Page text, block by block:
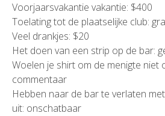
Voorjaarsvakantie vakantie: $400
Toelating tot de plaatselijke club:
Veel drankjes: $20
Het doen van een strip op de bar:
Woelen je shirt om de menigte niet
commentaar
Hebben naar de bar te verlaten
uit: onschatbaar